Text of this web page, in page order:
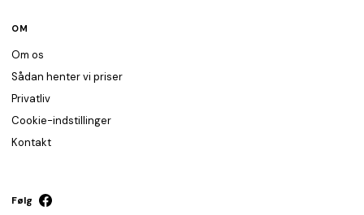
OM
Om os
Sådan henter vi priser
Privatliv
Cookie-indstillinger
Kontakt
Følg